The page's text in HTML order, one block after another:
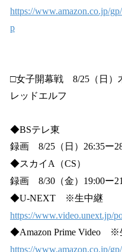
https://www.amazon.co.jp/
p
□女子開幕戦 8/25（日）
レッドエルフ
◆BSテレ東
録画 8/25（日）26:35ー
◆スカイA（CS）
録画 8/30（金）19:00ー
◆U-NEXT ※生中継
https://www.video.unext.jp/
◆Amazon Prime Video
https://www.amazon.co.jp/